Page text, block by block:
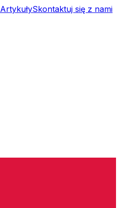
ArtykułySkontaktuj się z nami